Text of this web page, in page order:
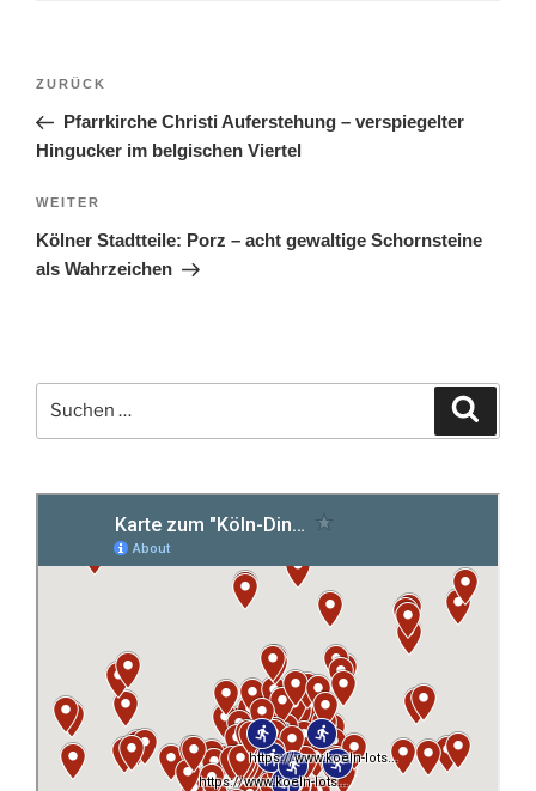
Beitragsnavigation
Vorheriger
Beitrag
ZURÜCK
Pfarrkirche Christi Auferstehung – verspiegelter
Hingucker im belgischen Viertel
Nächster
Beitrag
WEITER
Kölner Stadtteile: Porz – acht gewaltige Schornsteine
als Wahrzeichen